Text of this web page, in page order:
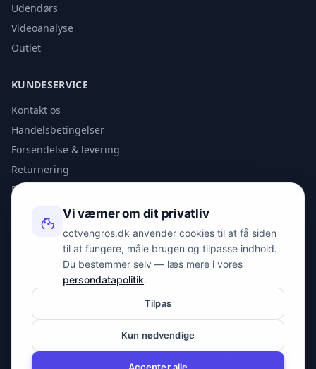
Udendørs
Videoanalyse
Outlet
KUNDESERVICE
Kontakt os
Handelsbetingelser
Forsendelse & levering
Returnering
Privatlivspolitik
KONTAKT
info@spyman.dk
Peter Bangs Vej 153, 2000 Frederiksberg
© 2026 cctvengros.dk — En del af Spyman.dk. Alle rettigheder
Vi værner om dit privatliv
cctvengros.dk anvender cookies til at få siden
til at fungere, måle brugen og tilpasse indhold.
Du bestemmer selv — læs mere i vores
persondatapolitik.
Tilpas
Kun nødvendige